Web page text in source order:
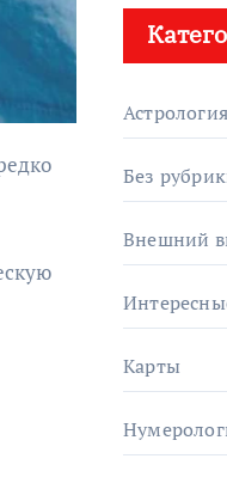
Астрология
Без
Внешний
Карты